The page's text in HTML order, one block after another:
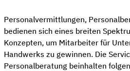
Personalvermittlungen,
bedienen sich eines breiten
Konzepten, um Mitarbeiter für
Handwerks zu gewinnen. Die
Personalberatung beinhalten